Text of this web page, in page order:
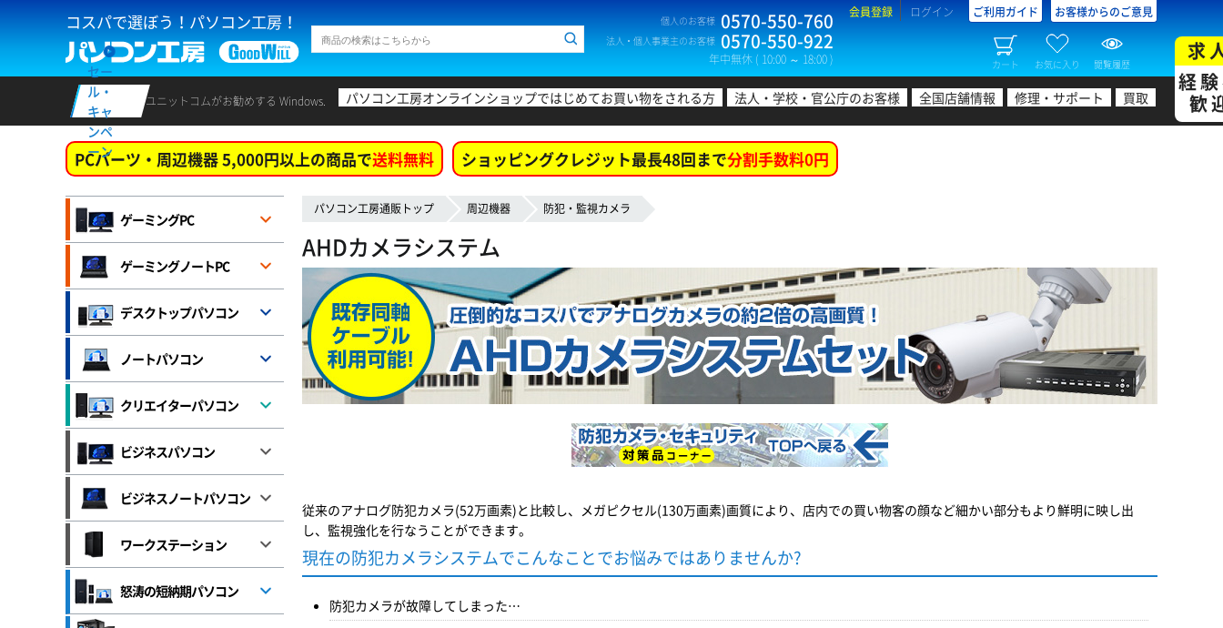
コスパで選ぼう！パソコン工房！ 個人のお客様 0570-550-760
法人・個人事業主のお客様 0570-550-922
年中無休 ( 10:00 ～ 18:00 )
会員登録 ログイン ご利用ガイド お客様からのご意見
カート お気に入り 閲覧履歴
セー
ル・
キャ
ンペ
ーン
ユニットコムがお勧めする Windows. パソコン工房オンラインショップではじめてお買い物をされる方 法人・学校・官公庁のお客様 全国店舗情報 修理・サポート 買取
求
経
歓
PCパーツ・周辺機器 5,000円以上の商品で送料無料 ショッピングクレジット最長48回まで分割手数料0円
パソコン工房通販トップ 周辺機器 防犯・監視カメラ
AHDカメラシステム
従来のアナログ防犯カメラ(52万画素)と比較し、メガピクセル(130万画素)画質により、店内での買い物客の顔など細かい部分もより鮮明に映し出
し、監視強化を行なうことができます。
現在の防犯カメラシステムでこんなことでお悩みではありませんか?
防犯カメラが故障してしまった…
ゲーミングPC
ゲーミングノートPC
デスクトップパソコン
ノートパソコン
クリエイターパソコン
ビジネスパソコン
ビジネスノートパソコン
ワークステーション
怒涛の短納期パソコン